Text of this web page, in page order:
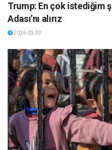
Trump: En çok istediğim
Adası’nı alırız
2026-03-30